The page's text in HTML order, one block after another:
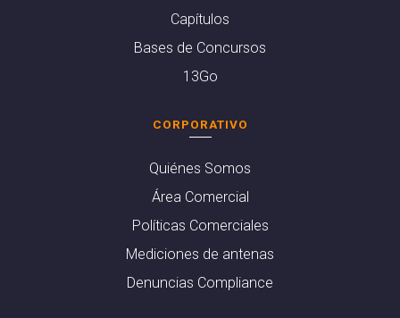
Capítulos
Bases de Concursos
13Go
CORPORATIVO
Quiénes Somos
Área Comercial
Políticas Comerciales
Mediciones de antenas
Denuncias Compliance